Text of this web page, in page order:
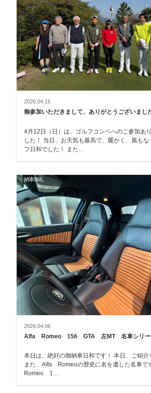
2026.04.15
御参加いただきまして、ありがとうございまし
4月12日（日）は、ゴルフコンペへのご参加あ
した！ 当日、お天気も最高で、暖かく、風もなく、絶好のゴル
フ日和でした！ また…
納車御礼
2026.04.06
Alfa Romeo 156 GTA 左MT 名車シリー
本日は、絶好の御納車日和です！ 本日、ご紹介するのは、また
また、Alfa Romeoの歴史に名を遺した名車です！
Romeo 1…